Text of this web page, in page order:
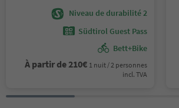
Niveau de durabilité 2
Südtirol Guest Pass
Bett+Bike
À partir de 210€ 1 nuit / 2 personnes
incl. TVA